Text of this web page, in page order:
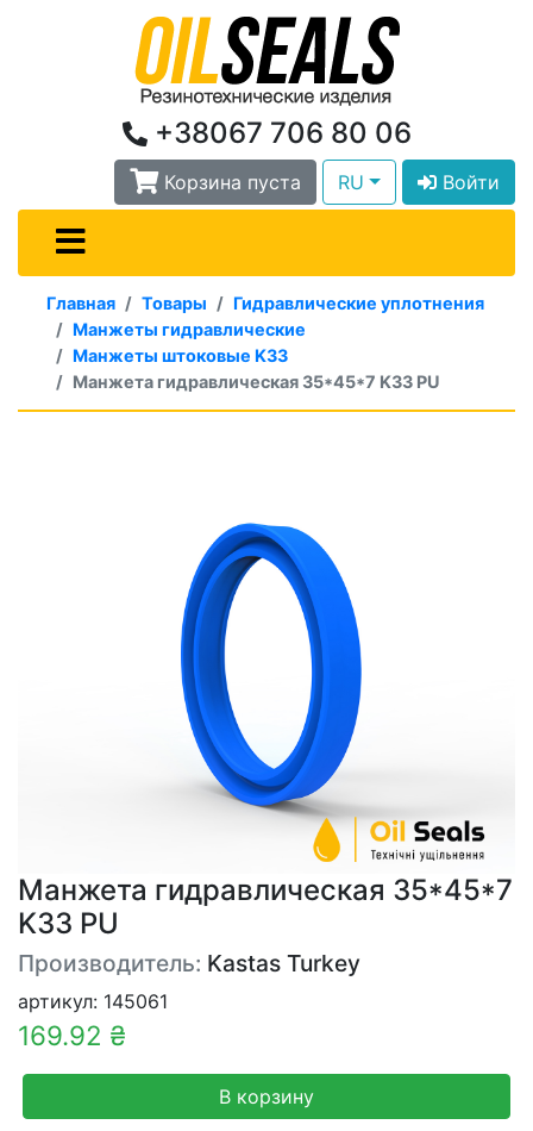
+38067 706 80 06
Корзина пуста RU Войти
Главная Товары
Гидравлические уплотнения
Манжеты гидравлические
Манжеты штоковые K33
Манжета гидравлическая 35*45*7 K33 PU
Манжета гидравлическая 35*45*7
K33 PU
Производитель: Kastas Turkey
артикул: 145061
169.92 ₴
В корзину